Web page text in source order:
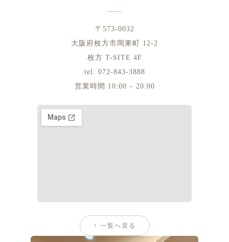
〒573-0032
大阪府枚方市岡東町 12-2
枚方 T-SITE 4F
tel. 072-843-3888
営業時間 10:00 – 20:00
↑ 一覧へ戻る